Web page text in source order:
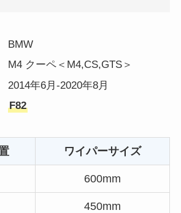
BMW
M4 クーペ＜M4,CS,GTS＞
2014年6月-2020年8月
F82
ワイパーサイズ
600mm
450mm